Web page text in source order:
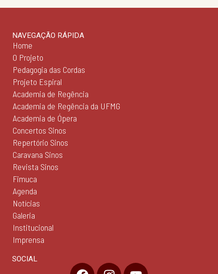
NAVEGAÇÃO RÁPIDA
Home
O Projeto
Pedagogia das Cordas
Projeto Espiral
Academia de Regência
Academia de Regência da UFMG
Academia de Ópera
Concertos Sinos
Repertório Sinos
Caravana Sinos
Revista Sinos
Fimuca
Agenda
Notícias
Galeria
Institucional
Imprensa
SOCIAL